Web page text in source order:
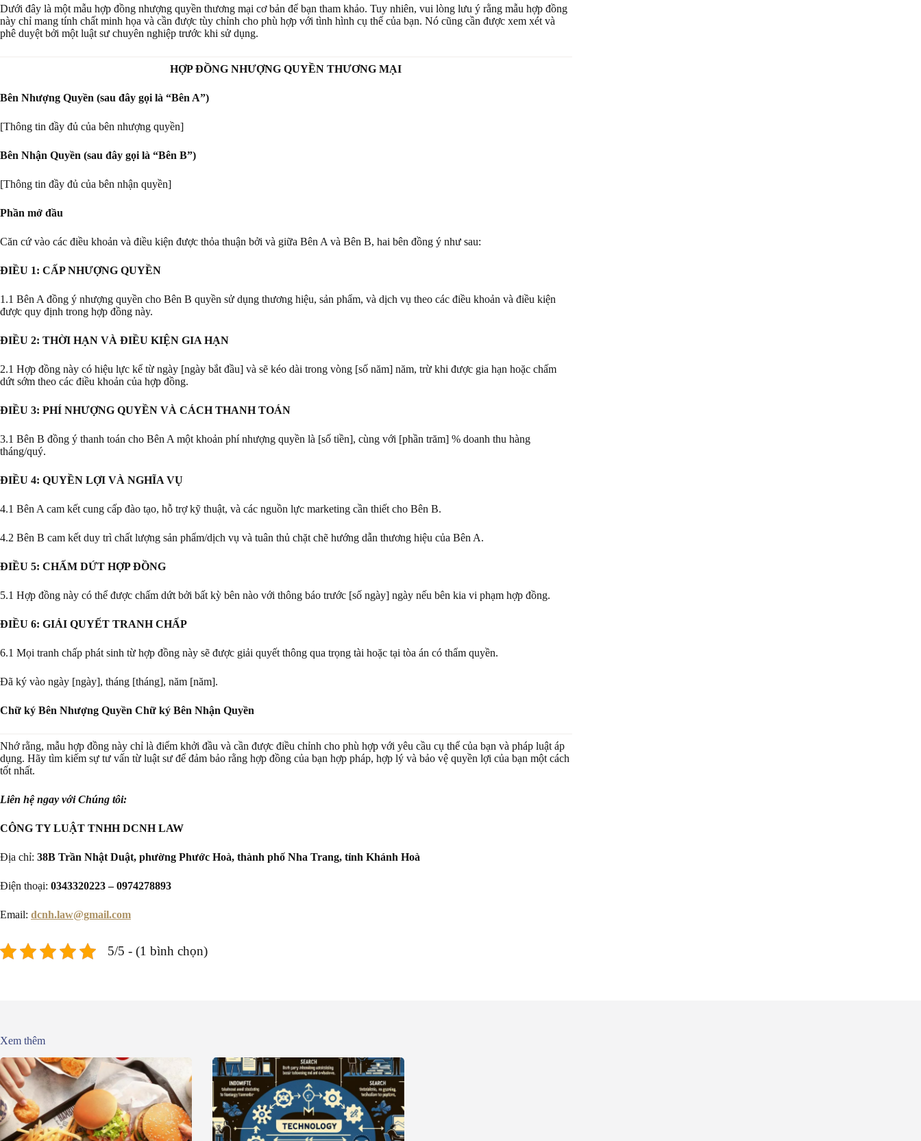
Dưới đây là một mẫu hợp đồng nhượng quyền thương mại cơ bản để bạn tham khảo. Tuy nhiên, vui lòng lưu ý rằng mẫu hợp đồng
này chỉ mang tính chất minh họa và cần được tùy chỉnh cho phù hợp với tình hình cụ thể của bạn. Nó cũng cần được xem xét và
phê duyệt bởi một luật sư chuyên nghiệp trước khi sử dụng.
HỢP ĐỒNG NHƯỢNG QUYỀN THƯƠNG MẠI
Bên Nhượng Quyền (sau đây gọi là “Bên A”)
[Thông tin đầy đủ của bên nhượng quyền]
Bên Nhận Quyền (sau đây gọi là “Bên B”)
[Thông tin đầy đủ của bên nhận quyền]
Phần mở đầu
Căn cứ vào các điều khoản và điều kiện được thỏa thuận bởi và giữa Bên A và Bên B, hai bên đồng ý như sau:
ĐIỀU 1: CẤP NHƯỢNG QUYỀN
1.1 Bên A đồng ý nhượng quyền cho Bên B quyền sử dụng thương hiệu, sản phẩm, và dịch vụ theo các điều khoản và điều kiện
được quy định trong hợp đồng này.
ĐIỀU 2: THỜI HẠN VÀ ĐIỀU KIỆN GIA HẠN
2.1 Hợp đồng này có hiệu lực kể từ ngày [ngày bắt đầu] và sẽ kéo dài trong vòng [số năm] năm, trừ khi được gia hạn hoặc chấm
dứt sớm theo các điều khoản của hợp đồng.
ĐIỀU 3: PHÍ NHƯỢNG QUYỀN VÀ CÁCH THANH TOÁN
3.1 Bên B đồng ý thanh toán cho Bên A một khoản phí nhượng quyền là [số tiền], cùng với [phần trăm] % doanh thu hàng
tháng/quý.
ĐIỀU 4: QUYỀN LỢI VÀ NGHĨA VỤ
4.1 Bên A cam kết cung cấp đào tạo, hỗ trợ kỹ thuật, và các nguồn lực marketing cần thiết cho Bên B.
4.2 Bên B cam kết duy trì chất lượng sản phẩm/dịch vụ và tuân thủ chặt chẽ hướng dẫn thương hiệu của Bên A.
ĐIỀU 5: CHẤM DỨT HỢP ĐỒNG
5.1 Hợp đồng này có thể được chấm dứt bởi bất kỳ bên nào với thông báo trước [số ngày] ngày nếu bên kia vi phạm hợp đồng.
ĐIỀU 6: GIẢI QUYẾT TRANH CHẤP
6.1 Mọi tranh chấp phát sinh từ hợp đồng này sẽ được giải quyết thông qua trọng tài hoặc tại tòa án có thẩm quyền.
Đã ký vào ngày [ngày], tháng [tháng], năm [năm].
Chữ ký Bên Nhượng Quyền Chữ ký Bên Nhận Quyền
Nhớ rằng, mẫu hợp đồng này chỉ là điểm khởi đầu và cần được điều chỉnh cho phù hợp với yêu cầu cụ thể của bạn và pháp luật áp
dụng. Hãy tìm kiếm sự tư vấn từ luật sư để đảm bảo rằng hợp đồng của bạn hợp pháp, hợp lý và bảo vệ quyền lợi của bạn một cách
tốt nhất.
Liên hệ ngay với Chúng tôi:
CÔNG TY LUẬT TNHH DCNH LAW
Địa chỉ: 38B Trần Nhật Duật, phường Phước Hoà, thành phố Nha Trang, tỉnh Khánh Hoà
Điện thoại: 0343320223 – 0974278893
Email: dcnh.law@gmail.com
5/5 - (1 bình chọn)
Xem thêm